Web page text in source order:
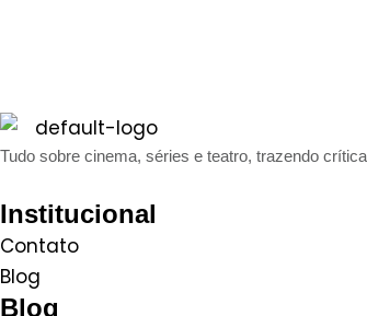
Tudo sobre cinema, séries e teatro, trazendo
Institucional
Contato
Blog
Blog